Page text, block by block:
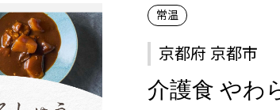
常温
京都府 京都市
介護食 やわ